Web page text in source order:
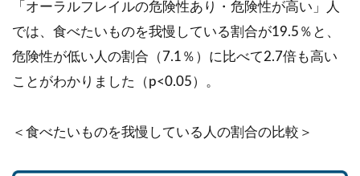
「オーラルフレイルの危険性あり・危険性が高い」人
では、食べたいものを我慢している割合が19.5％と、
危険性が低い人の割合（7.1％）に比べて2.7倍も高い
ことがわかりました（p<0.05）。
＜食べたいものを我慢している人の割合の比較＞